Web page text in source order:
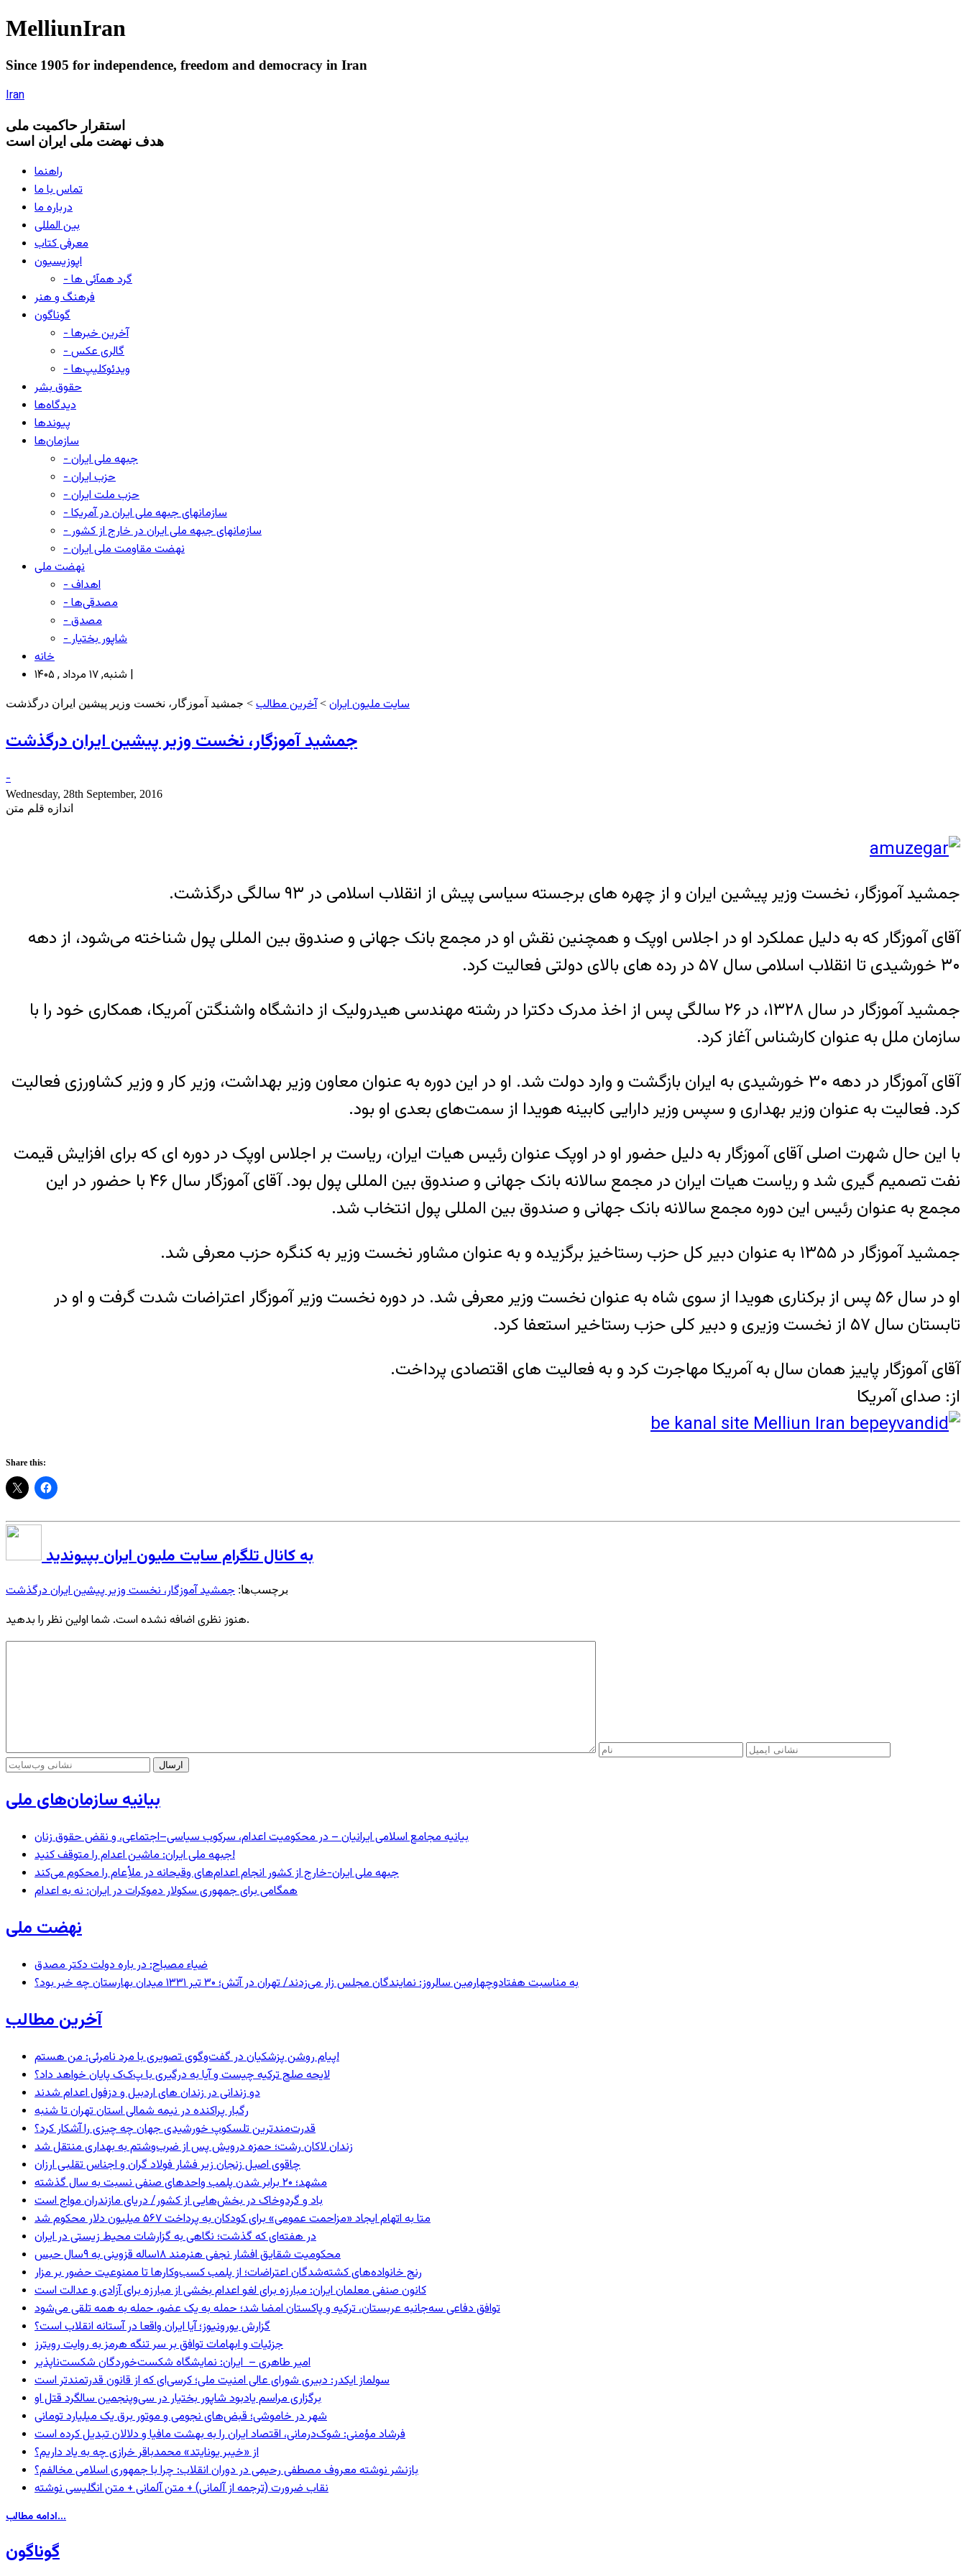
MelliunIran
Since 1905 for independence, freedom and democracy in Iran
Iran
استقرار حاکميت ملی
هدف نهضت ملی ایران است
راهنما
تماس با ما
درباره ما
بین المللی
معرفی کتاب
اپوزیسیون
- گرد همآئی ها
فرهنگ و هنر
گوناگون
- آخرین خبرها
- گالری عکس
- ویدئوکلیپ‌ها
حقوق بشر
دیدگاه‌ها
پیوندها
سازمان‌ها
- جبهه ملی ایران
- حزب ایران
- حزب ملت ایران
- سازمانهای جبهه ملی ایران در آمریکا
- سازمانهای جبهه ملی ایران در خارج از کشور
- نهضت مقاومت ملی ایران
نهضت ملی
- اهداف
- مصدقی‌ها
- مصدق
- شاپور بختیار
خانه
شنبه, ۱۷ مرداد , ۱۴۰۵ |
سایت ملیون ایران >آخرین مطالب > جمشید آموزگار، نخست وزیر پیشین ایران درگذشت
جمشید آموزگار، نخست وزیر پیشین ایران درگذشت
-
Wednesday, 28th September, 2016
اندازه قلم متن
جمشید آموزگار، نخست وزیر پیشین ایران و از چهره های برجسته سیاسی پیش از انقلاب اسلامی در ۹۳ سالگی درگذشت.
آقای آموزگار که به دلیل عملکرد او در اجلاس اوپک و همچنین نقش او در مجمع بانک جهانی و صندوق بین المللی پول شناخته می‌شود، از دهه
۳۰ خورشیدی تا انقلاب اسلامی سال ۵۷ در رده های بالای دولتی فعالیت کرد.
جمشید آموزگار در سال ۱۳۲۸، در ۲۶ سالگی پس از اخذ مدرک دکترا در رشته مهندسی هیدرولیک از دانشگاه واشنگتن آمریکا، همکاری خود را با
سازمان ملل به عنوان کارشناس آغاز کرد.
آقای آموزگار در دهه ۳۰ خورشیدی به ایران بازگشت و وارد دولت شد. او در این دوره به عنوان معاون وزیر بهداشت، وزیر کار و وزیر کشاورزی فعالیت
کرد. فعالیت به عنوان وزیر بهداری و سپس وزیر دارایی کابینه هویدا از سمت‌های بعدی او بود.
با این حال شهرت اصلی آقای آموزگار به دلیل حضور او در اوپک عنوان رئیس هیات ایران، ریاست بر اجلاس اوپک در دوره ای که برای افزایش قیمت
نفت تصمیم گیری شد و ریاست هیات ایران در مجمع سالانه بانک جهانی و صندوق بین المللی پول بود. آقای آموزگار سال ۴۶ با حضور در این
مجمع به عنوان رئیس این دوره مجمع سالانه بانک جهانی و صندوق بین المللی پول انتخاب شد.
جمشید آموزگار در ۱۳۵۵ به عنوان دبیر کل حزب رستاخیز برگزیده و به عنوان مشاور نخست وزیر به کنگره حزب معرفی شد.
او در سال ۵۶ پس از برکناری هویدا از سوی شاه به عنوان نخست وزیر معرفی شد. در دوره نخست وزیر آموزگار اعتراضات شدت گرفت و او در
تابستان سال ۵۷ از نخست وزیری و دبیر کلی حزب رستاخیر استعفا کرد.
آقای آموزگار پاییز همان سال به آمریکا مهاجرت کرد و به فعالیت های اقتصادی پرداخت.
از: صدای آمریکا
Share this:
به کانال تلگرام سایت ملیون ایران بپیوندید
برچسب‌ها: جمشید آموزگار، نخست وزیر پیشین ایران درگذشت
هنوز نظری اضافه نشده است. شما اولین نظر را بدهید.
بیانیه سازمان‌های ملی
بیانیه مجامع اسلامی ایرانیان – در محکومیت اعدام، سرکوب سیاسی–اجتماعی، و نقض حقوق زنان
جبهه ملی ایران: ماشین اعدام را متوقف کنید!
جبهه ملی ایران-خارج از کشور انجام اعدام‌های وقیحانه در ملأِعام را محکوم می‌کند
همگامی برای جمهوری سکولار دموکرات در ایران: نه به اعدام
نهضت ملی
ضیاء مصباح: در باره دولت دکتر مصدق
به مناسبت هفتادوچهارمین سالروز: نمایندگان مجلس زار می‌زدند/ تهران در آتش؛ ۳۰ تیر ۱۳۳۱ میدان بهارستان چه خبر بود؟
آخرین مطالب
پیام روشن پزشکیان در گفت‌و‌گوی تصویری با مرد نامرئی: من هستم!
لایحه صلح ترکیه چیست و آیا به درگیری با پ‌ک‌ک پایان خواهد داد؟
دو زندانی در زندان های اردبیل و دزفول اعدام شدند
رگبار پراکنده در نیمه شمالی استان تهران تا شنبه
قدرت‌مندترین تلسکوپ خورشیدی جهان چه چیزی را آشکار کرد؟
زندان لاکان رشت؛ حمزه درویش پس از ضرب‌وشتم به بهداری منتقل شد
چاقوی اصیل زنجان زیر فشار فولاد گران و اجناس تقلبی ارزان
مشهد؛ ۲۰ برابر شدن پلمب واحدهای صنفی نسبت به سال گذشته
باد و گردوخاک در بخش‌هایی از کشور/ دریای مازندران مواج است
متا به اتهام ایجاد «مزاحمت عمومی» برای کودکان به پرداخت ۵۶۷ میلیون دلار محکوم شد
در هفته‌ای که گذشت؛ نگاهی به گزارشات محیط زیستی در ایران
محکومیت شقایق افشار نجفی هنرمند ۱۸ساله قزوینی به ۹سال حبس
رنج خانواده‌های کشته‌شدگان اعتراضات؛ از پلمب کسب‌وکارها تا ممنوعیت حضور بر مزار
کانون صنفی معلمان ایران: مبارزه برای لغو اعدام بخشی از مبارزه برای آزادی و عدالت است
توافق دفاعی سه‌جانبه عربستان، ترکیه و پاکستان امضا شد؛ حمله به یک عضو، حمله به همه تلقی می‌شود
گزارش یورونیوز؛ آیا ایران واقعا در آستانه انقلاب است؟
جزئیات و ابهامات توافق بر سر تنگه هرمز به روایت رویترز
امیر طاهری – ایران: نمایشگاه شکست‌خوردگان شکست‌ناپذیر
سولماز ایکدر: دبیری شورای عالی امنیت ملی؛ کرسی‌ای که از قانون قدرتمندتر است
برگزاری مراسم یادبود شاپور بختیار در سی‌وپنجمین سالگرد قتل او
شهر در خاموشی؛ قبض‌های نجومی و موتور برق یک میلیارد تومانی
فرشاد مؤمنی: شوک‌درمانی، اقتصاد ایران را به بهشت مافیا و دلالان تبدیل کرده است
از «خیبر یونایتد» محمدباقر خرازی چه به یاد داریم؟
بازنشر نوشته معروف مصطفی رحیمی در دوران انقلاب: چرا با جمهوری اسلامی مخالفم؟
نقاب ضرورت (ترجمه از آلمانی) + متن آلمانی + متن انگلیسی نوشته
ادامه مطالب...
گوناگون